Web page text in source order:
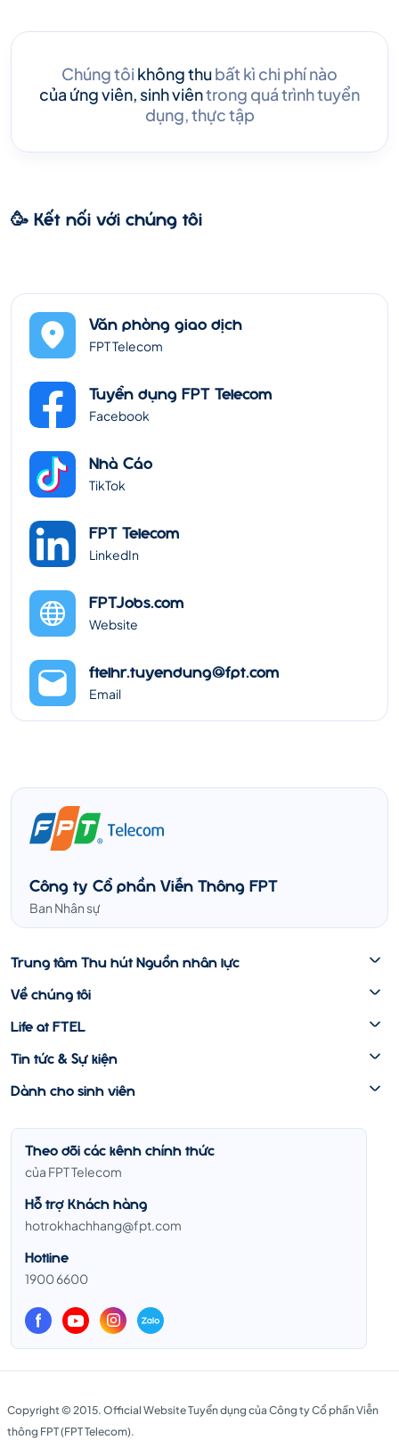
Chúng tôi không thubất kì chi phí nào
của ứng viên, sinh viêntrong quá trình tuyển
dụng, thực tập
🥳 Kết nối với chúng tôi
Văn phòng giao dịch
FPT Telecom
Tuyển dụng FPT Telecom
Facebook
Nhà Cáo
TikTok
FPT Telecom
LinkedIn
FPTJobs.com
Website
ftelhr.tuyendung@fpt.com
Email
Công ty Cổ phần Viễn Thông FPT
Ban Nhân sự
Trung tâm Thu hút Nguồn nhân lực
Về chúng tôi
Life at FTEL
Tin tức & Sự kiện
Dành cho sinh viên
Theo dõi các kênh chính thức
của FPT Telecom
Hỗ trợ Khách hàng
hotrokhachhang@fpt.com
Hotline
1900 6600
Copyright © 2015. Official Website Tuyển dụng của Công ty Cổ phần Viễn
thông FPT (FPT Telecom).